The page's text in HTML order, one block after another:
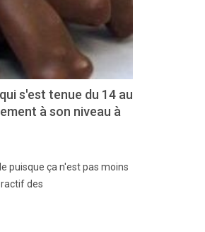
s'est tenue du 14 au
à son niveau à
puisque ça n'est pas moins
des